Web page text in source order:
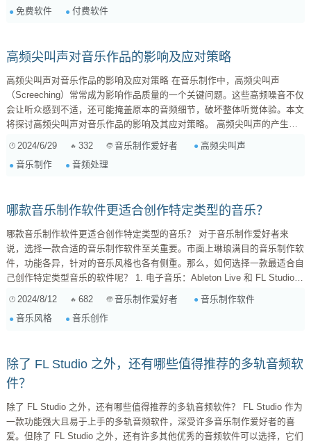
免费软件
付费软件
高频尖叫声对音乐作品的影响及应对策略
高频尖叫声对音乐作品的影响及应对策略 在音乐制作中，高频尖叫声
（Screeching）常常成为影响作品质量的一个关键问题。这些高频噪音不仅
会让听众感到不适，还可能掩盖原本的音频细节，破坏整体听觉体验。本文
将探讨高频尖叫声对音乐作品的影响及其应对策略。 高频尖叫声的产生原
信号出现尖叫声。 ...
2024/6/29 332 音乐制作爱好者
高频尖叫声
音乐制作
音频处理
哪款音乐制作软件更适合创作特定类型的音乐？
哪款音乐制作软件更适合创作特定类型的音乐？ 对于音乐制作爱好者来
说，选择一款合适的音乐制作软件至关重要。市面上琳琅满目的音乐制作软
件，功能各异，针对的音乐风格也各有侧重。那么，如何选择一款最适合自
己创作特定类型音乐的软件呢？ 1. 电子音乐：Ableton Live 和 FL Studio
能和强大的音效库。 Ableton Live 更加注重实时演奏和...
2024/8/12 682 音乐制作爱好者
音乐制作软件
音乐风格
音乐创作
除了 FL Studio 之外，还有哪些值得推荐的多轨音频软
件？
除了 FL Studio 之外，还有哪些值得推荐的多轨音频软件？ FL Studio 作为
一款功能强大且易于上手的多轨音频软件，深受许多音乐制作爱好者的喜
爱。但除了 FL Studio 之外，还有许多其他优秀的音频软件可以选择，它们